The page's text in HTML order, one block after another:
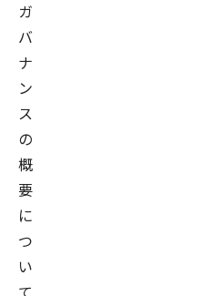
ガ
バ
ナ
ン
ス
の
概
要
に
つ
い